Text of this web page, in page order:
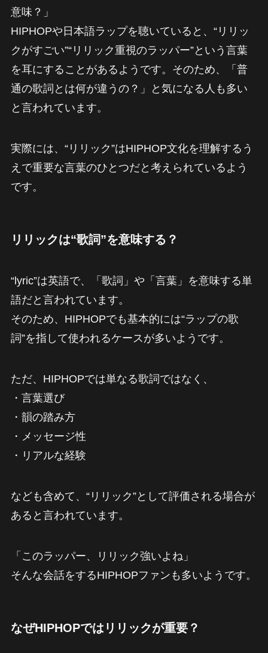
意味？」
HIPHOPや日本語ラップを聴いていると、“リリッ
クがすごい”“リリック重視のラッパー”という言葉
を耳にすることがあるようです。そのため、「普
通の歌詞とは何が違うの？」と気になる人も多い
と言われています。
実際には、“リリック”はHIPHOP文化を理解するう
えで重要な言葉のひとつだと考えられているよう
です。
リリックは“歌詞”を意味する？
“lyric”は英語で、「歌詞」や「言葉」を意味する単
語だと言われています。
そのため、HIPHOPでも基本的には“ラップの歌
詞”を指して使われるケースが多いようです。
ただ、HIPHOPでは単なる歌詞ではなく、
・言葉選び
・韻の踏み方
・メッセージ性
・リアルな経験
なども含めて、“リリック”として評価される場合が
あると言われています。
「このラッパー、リリック強いよね」
そんな会話をするHIPHOPファンも多いようです。
なぜHIPHOPではリリックが重要？